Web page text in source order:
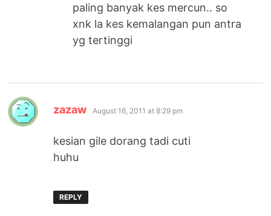
paling banyak kes mercun.. so
xnk la kes kemalangan pun antra
yg tertinggi
zazaw says:
August 16, 2011 at 8:29 pm
kesian gile dorang tadi cuti
huhu
REPLY